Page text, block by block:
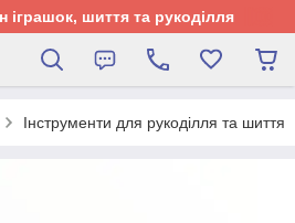
іграшок, шиття та рукоділля
Інструменти для рукоділля та шиття